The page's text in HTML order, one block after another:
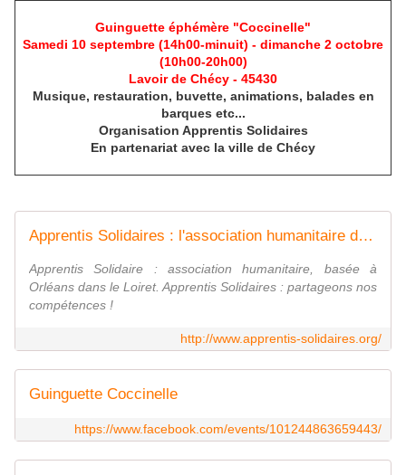
Guinguette éphémère "Coccinelle"
Samedi 10 septembre (14h00-minuit) - dimanche 2 octobre
(10h00-20h00)
Lavoir de Chécy - 45430
Musique, restauration, buvette, animations, balades en
barques etc...
Organisation Apprentis Solidaires
En partenariat avec la ville de Chécy
Apprentis Solidaires : l'association humanitaire de partage des compétences des apprentis du CFSA de l'AFTEC à Orléans.
Apprentis Solidaire : association humanitaire, basée à
Orléans dans le Loiret. Apprentis Solidaires : partageons nos
compétences !
http://www.apprentis-solidaires.org/
Guinguette Coccinelle
https://www.facebook.com/events/101244863659443/